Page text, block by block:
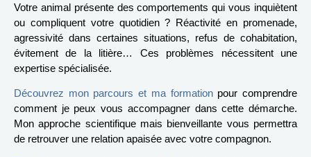
Votre animal présente des comportements qui vous inquiètent
ou compliquent votre quotidien ? Réactivité en promenade,
agressivité dans certaines situations, refus de cohabitation,
évitement de la litière… Ces problèmes nécessitent une
expertise spécialisée.
Découvrez mon parcours et ma formationpour comprendre
comment je peux vous accompagner dans cette démarche.
Mon approche scientifique mais bienveillante vous permettra
de retrouver une relation apaisée avec votre compagnon.